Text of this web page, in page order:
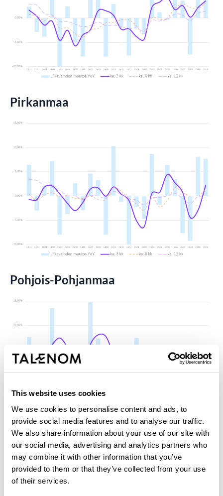
This website uses cookies
We use cookies to personalise content and ads, to
provide social media features and to analyse our traffic.
We also share information about your use of our site with
our social media, advertising and analytics partners who
may combine it with other information that you’ve
provided to them or that they’ve collected from your use
of their services.
Pirkanmaa
Pohjois-Pohjanmaa